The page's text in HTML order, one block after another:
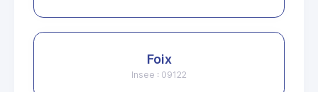
Foix
Insee : 09122